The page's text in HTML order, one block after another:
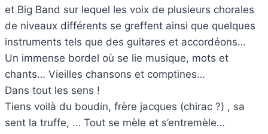
et Big Band sur lequel les voix de plusieurs chorales
de niveaux différents se greffent ainsi que quelques
instruments tels que des guitares et accordéons…
Un immense bordel où se lie musique, mots et
chants… Vieilles chansons et comptines…
Dans tout les sens !
Tiens voilà du boudin, frère jacques (chirac ?) , sa
sent la truffe, … Tout se mèle et s’entremèle…